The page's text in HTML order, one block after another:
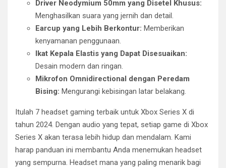
Driver Neodymium 50mm yang Disetel Khusus:
Menghasilkan suara yang jernih dan detail.
Earcup yang Lebih Berkontur: Memberikan
kenyamanan penggunaan.
Ikat Kepala Elastis yang Dapat Disesuaikan:
Desain modern dan ringan.
Mikrofon Omnidirectional dengan Peredam
Bising: Mengurangi kebisingan latar belakang.
Itulah 7 headset gaming terbaik untuk Xbox Series X di
tahun 2024. Dengan audio yang tepat, setiap game di Xbox
Series X akan terasa lebih hidup dan mendalam. Kami
harap panduan ini membantu Anda menemukan headset
yang sempurna. Headset mana yang paling menarik bagi